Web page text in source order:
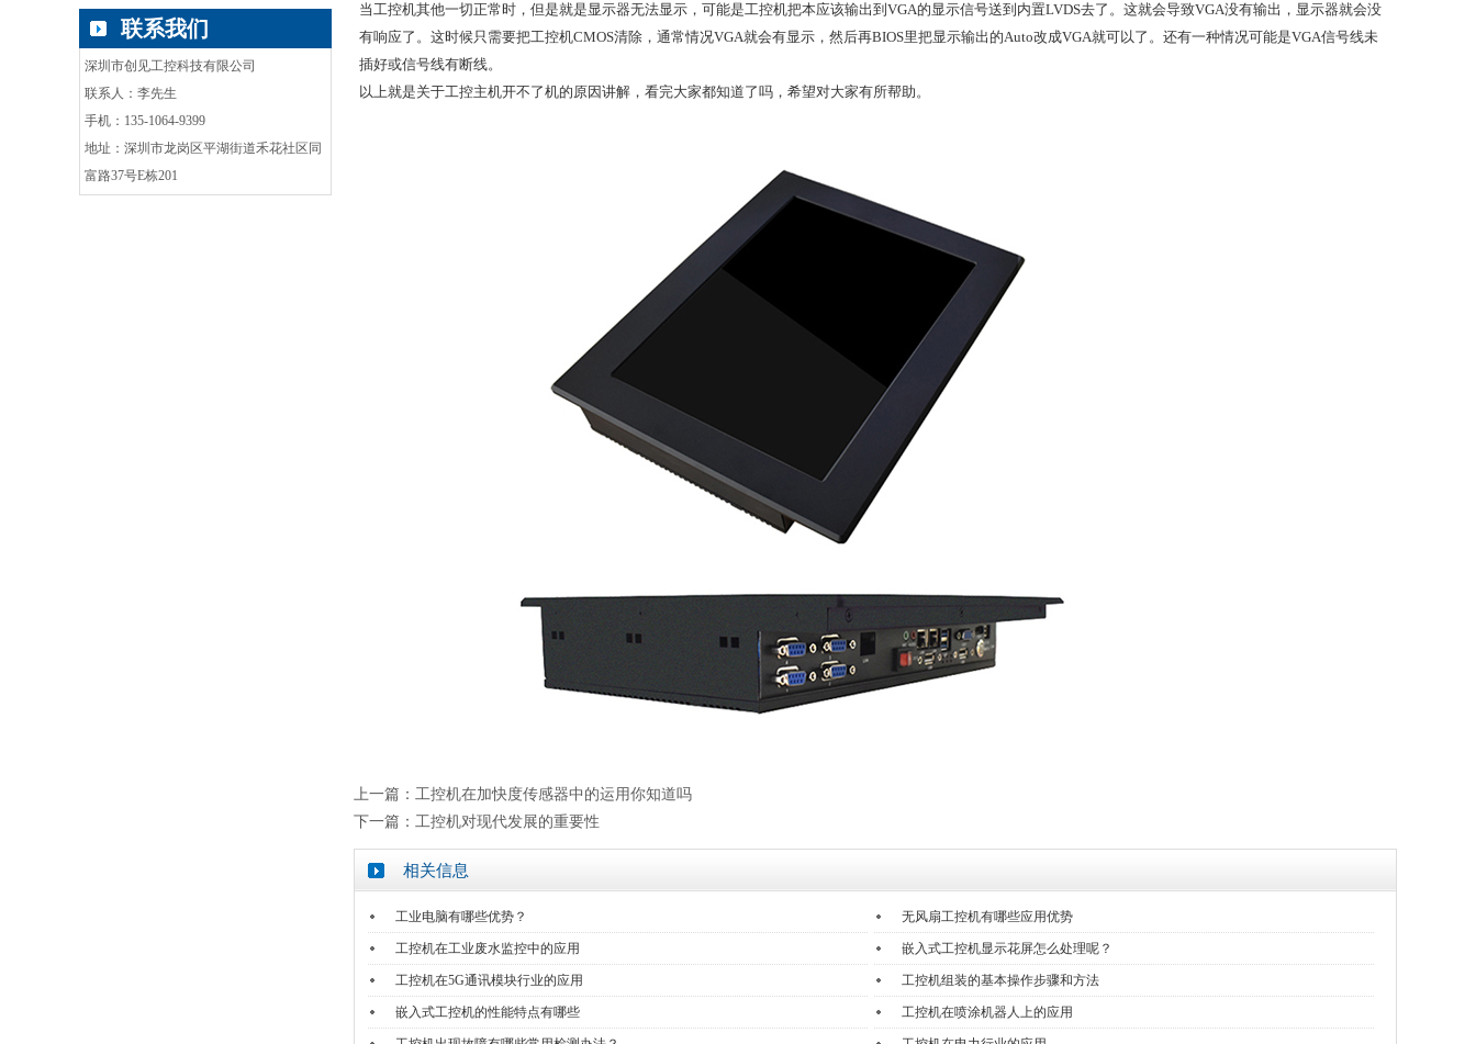
联系我们
深圳市创见工控科技有限公司
联系人：李先生
手机：135-1064-9399
地址：深圳市龙岗区平湖街道禾花社区同
富路37号E栋201
当工控机其他一切正常时，但是就是显示器无法显示，可能是工控机把本应该输出到VGA的显示信号送到内置LVDS去了。这就会导致VGA没有输出，显示器就会没
有响应了。这时候只需要把工控机CMOS清除，通常情况VGA就会有显示，然后再BIOS里把显示输出的Auto改成VGA就可以了。还有一种情况可能是VGA信号线未
插好或信号线有断线。
以上就是关于工控主机开不了机的原因讲解，看完大家都知道了吗，希望对大家有所帮助。
上一篇： 工控机在加快度传感器中的运用你知道吗
下一篇： 工控机对现代发展的重要性
相关信息
工业电脑有哪些优势？ 无风扇工控机有哪些应用优势
工控机在工业废水监控中的应用 嵌入式工控机显示花屏怎么处理呢？
工控机在5G通讯模块行业的应用 工控机组装的基本操作步骤和方法
嵌入式工控机的性能特点有哪些 工控机在喷涂机器人上的应用